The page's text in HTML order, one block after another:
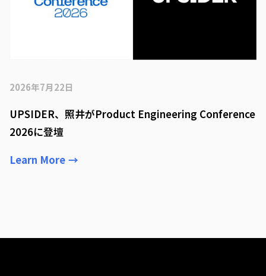
2026年7月22日
UPSIDER、照井がProduct Engineering Conference
2026に登壇
Learn More →